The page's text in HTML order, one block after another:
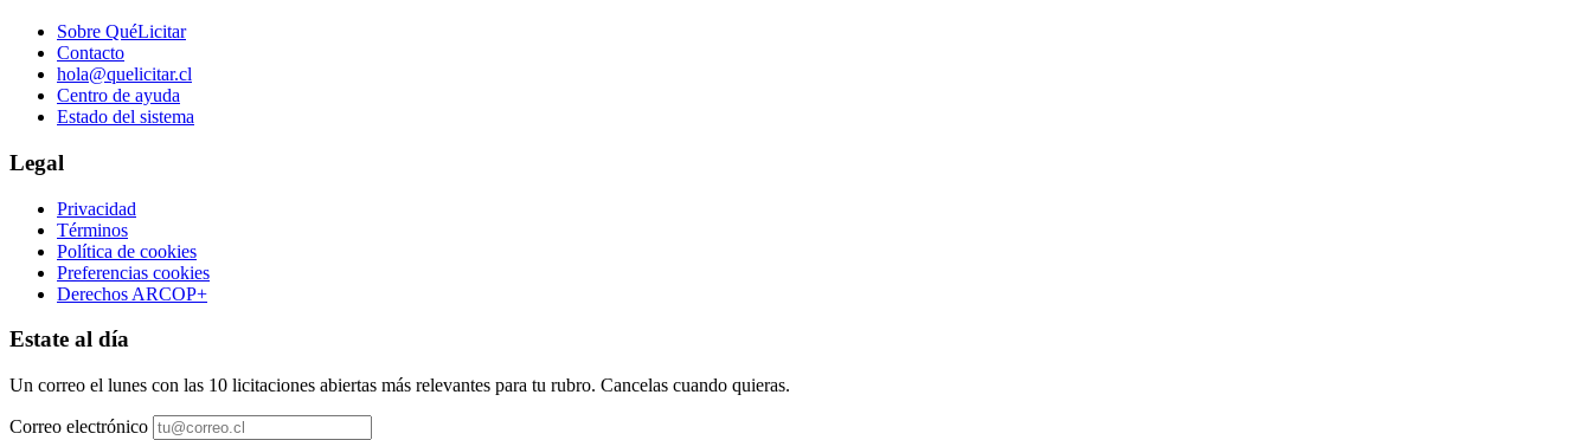
Sobre QuéLicitar
Contacto
hola@quelicitar.cl
Centro de ayuda
Estado del sistema
Legal
Privacidad
Términos
Política de cookies
Preferencias cookies
Derechos ARCOP+
Estate al día
Un correo el lunes con las 10 licitaciones abiertas más relevantes para tu rubro. Cancelas cuando quieras.
Correo electrónico